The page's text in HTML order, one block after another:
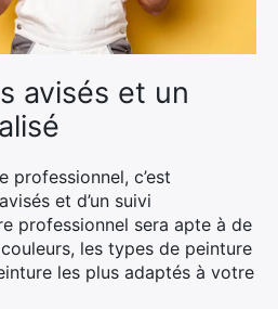
avisés et un
professionnel, c’est
et d’un suivi
professionnel sera apte à de
les types de peinture
les plus adaptés à votre